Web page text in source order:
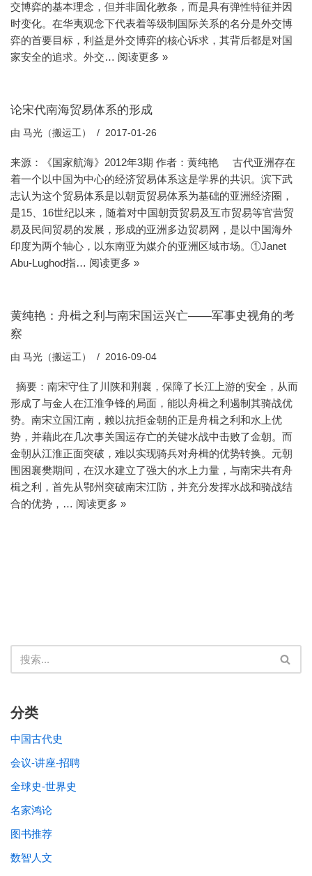
交博弈的基本理念，但并非固化教条，而是具有弹性特征并因
时变化。在华夷观念下代表着等级制国际关系的名分是外交博
弈的首要目标，利益是外交博弈的核心诉求，其背后都是对国
家安全的追求。外交… 阅读更多 »
论宋代南海贸易体系的形成
由 马光（搬运工） 2017-01-26
来源：《国家航海》2012年3期 作者：黄纯艳 古代亚洲存在
着一个以中国为中心的经济贸易体系这是学界的共识。滨下武
志认为这个贸易体系是以朝贡贸易体系为基础的亚洲经济圈，
是15、16世纪以来，随着对中国朝贡贸易及互市贸易等官营贸
易及民间贸易的发展，形成的亚洲多边贸易网，是以中国海外
印度为两个轴心，以东南亚为媒介的亚洲区域市场。①Janet
Abu-Lughod指… 阅读更多 »
黄纯艳：舟楫之利与南宋国运兴亡——军事史视角的考
察
由 马光（搬运工） 2016-09-04
摘要：南宋守住了川陕和荆襄，保障了长江上游的安全，从而
形成了与金人在江淮争锋的局面，能以舟楫之利遏制其骑战优
势。南宋立国江南，赖以抗拒金朝的正是舟楫之利和水上优
势，并藉此在几次事关国运存亡的关键水战中击败了金朝。而
金朝从江淮正面突破，难以实现骑兵对舟楫的优势转换。元朝
围困襄樊期间，在汉水建立了强大的水上力量，与南宋共有舟
楫之利，首先从鄂州突破南宋江防，并充分发挥水战和骑战结
合的优势，… 阅读更多 »
分类
中国古代史
会议-讲座-招聘
全球史-世界史
名家鸿论
图书推荐
数智人文